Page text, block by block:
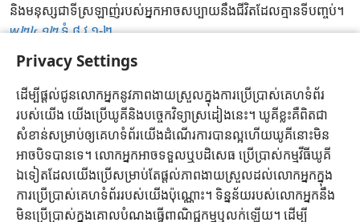
Privacy Settings
ដើម្បីផ្ដល់ជូនលោកអ្នកនូវភាពងាយស្រួលក្នុងការប្រើប្រាស់គេហទំព័រ
របស់យើង យើងប្រើឃូគីនិងបច្ចេកវិទ្យាស្រដៀងនេះ។ ឃូគីខ្លះគឺពិតជា
សំខាន់សម្រាប់ឲ្យគេហទំព័រយើងដំណើរការបានល្អហើយឃូគីនោះមិន
អាចបិទបានទេ។ លោកអ្នកអាចទទួលឬបដិសេធ ប្រើប្រាស់កម្មវីធីឃូគី
ឯទៀតដែលយើងប្រើសម្រាប់តែផ្តល់ភាពងាយស្រួលដល់លោកអ្នកក្នុង
ការប្រើប្រាស់គេហទំព័ររបស់យើងប៉ុណ្ណោះ។ ទិន្នន័យរបស់លោកអ្នកនឹង
មិនប្រើប្រាស់ក្នុងគោលបំណងធ្វើពាណិជ្ជកម្មឬលក់ឡើយ។ ដើម្បី
និង​មនុស្ស​ជា​ទី​ស្រឡាញ់​របស់​អ្នក​អាច​សប្បាយ​នឹង​ជីវិត​ដែល​គ្មាន​ទី​បញ្ចប់។
w​២៤.១២ទំ.៨ វ.១​-​២
ការពិនិត្យមើលបទគម្ពីរប្រចាំថ្ងៃឆ្នាំ២០២៦
ខ្មែរ ចែករំលែក ជម្រើស
Copyright© 2026 Watch Tower Bible and Tract Society of Pennsylvania
ល័ក្ខខ័ណ្ឌប្រើប្រាស់
គោលការណ៍ស្ដីអំពីព័ត៌មានផ្ទាល់ខ្លួនរបស់លោកអ្នក
កំណត់ឯកជនភាព
JW.ORG ចូលគណនី